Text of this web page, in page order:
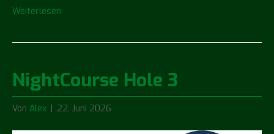
Weiterlesen
NightCourse Hole 3
Von Alex 22. Juni 2026